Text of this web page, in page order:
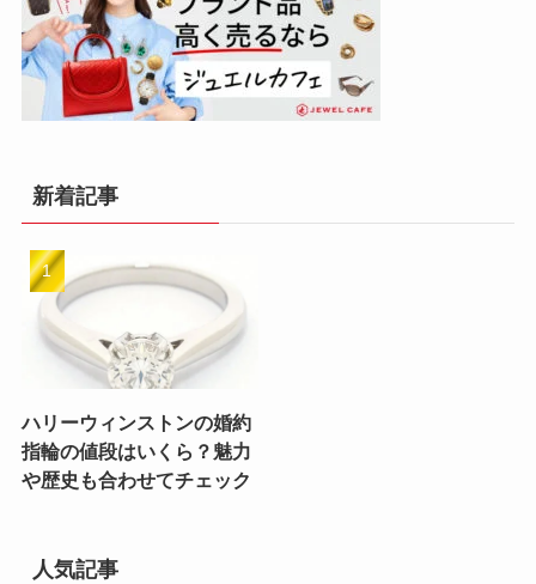
新着記事
ハリーウィンストンの婚約
指輪の値段はいくら？魅力
や歴史も合わせてチェック
人気記事